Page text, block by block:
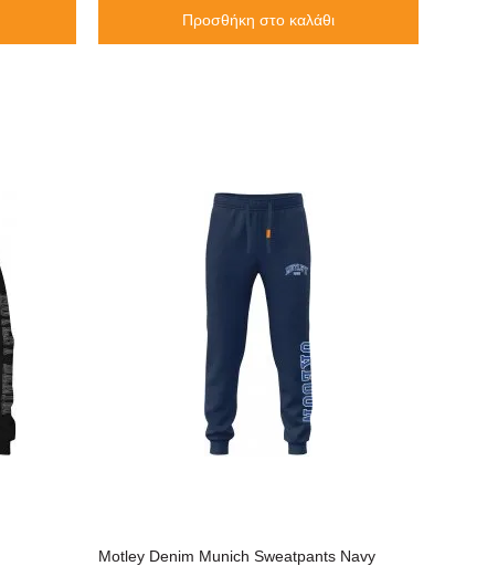
Προσθήκη στο καλάθι
Motley Denim Munich Sweatpants Navy